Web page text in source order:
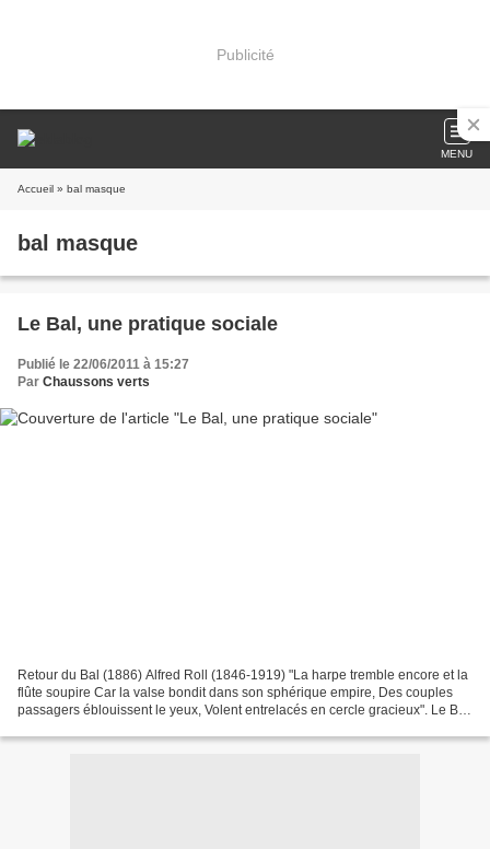
Publicité
MENU
Accueil » bal masque
bal masque
Le Bal, une pratique sociale
Publié le 22/06/2011 à 15:27
Par Chaussons verts
Retour du Bal (1886) Alfred Roll (1846-1919) "La harpe tremble encore et la
flûte soupire Car la valse bondit dans son sphérique empire, Des couples
passagers éblouissent le yeux, Volent entrelacés en cercle gracieux". Le Bal